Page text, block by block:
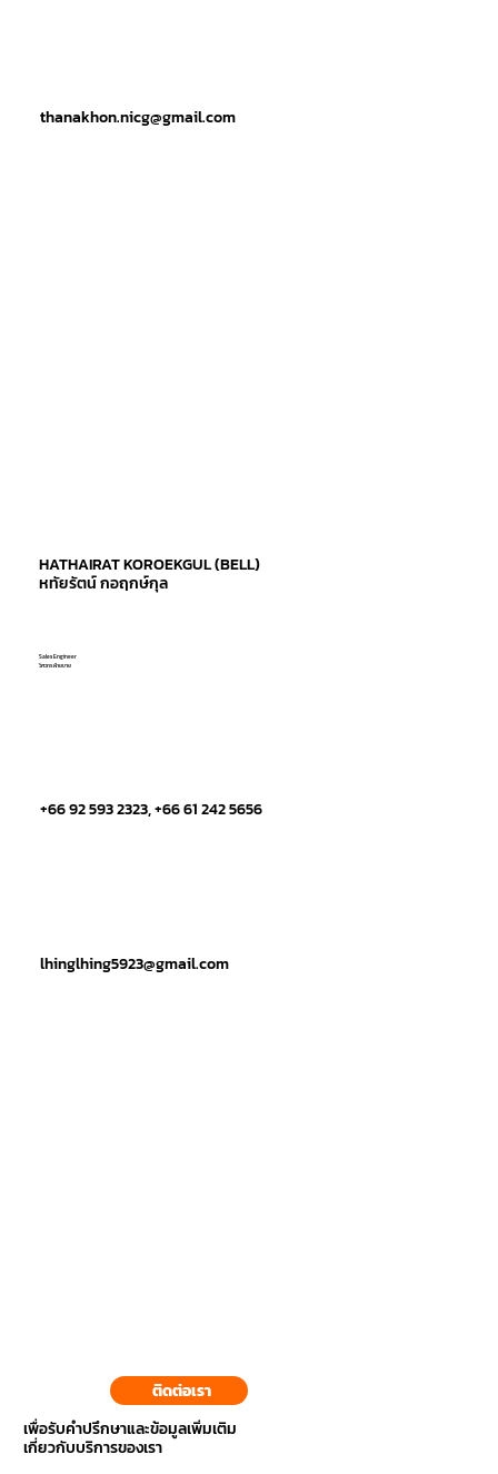
thanakhon.nicg@gmail.com
HATHAIRAT KOROEKGUL (BELL)
หทัยรัตน์ กอฤกษ์กุล
Sales Engineer
วิศวกรฝ่ายขาย
+66 92 593 2323, +66 61 242 5656
lhinglhing5923@gmail.com
ติดต่อเรา
เพื่อรับคำปรึกษาและข้อมูลเพิ่มเติม
เกี่ยวกับบริการของเรา